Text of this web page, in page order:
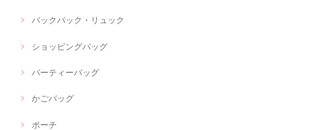
バックパック・リュック
ショッピングバッグ
パーティーバッグ
かごバッグ
ポーチ